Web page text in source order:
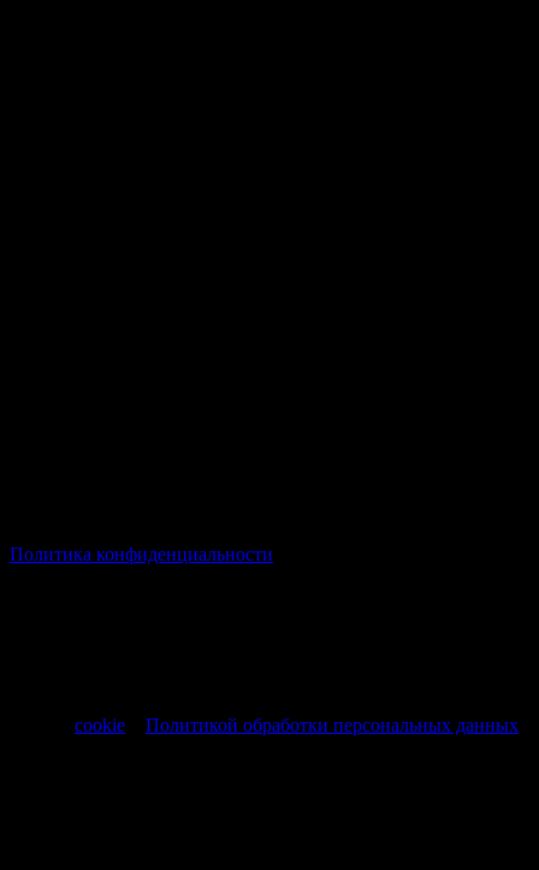
Политика конфиденциальности
cookie Политикой обработки персональных данных